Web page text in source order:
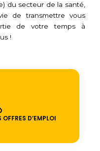
du secteur de la santé,
de transmettre vous
de votre temps à
!
D’EMPLOI